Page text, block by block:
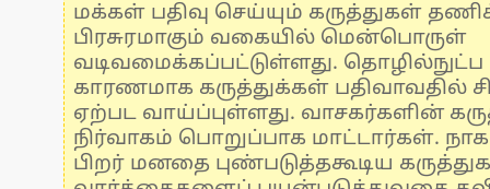
மக்கள் பதிவு செய்யும் கருத்துகள்
பிரசுரமாகும் வகையில் மென்பொருள்
வடிவமைக்கப்பட்டுள்ளது.
காரணமாக கருத்துக்கள் பதிவாவதில்
ஏற்பட வாய்ப்புள்ளது. வாசகர்களின்
நிர்வாகம் பொறுப்பாக மாட்டார்கள்.
பிறர் மனதை புண்படுத்தகூடிய